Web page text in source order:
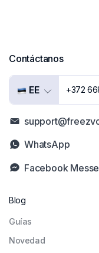
Contáctanos
EE +372
Facebook
WhatsApp
Blog
Guías
Novedad